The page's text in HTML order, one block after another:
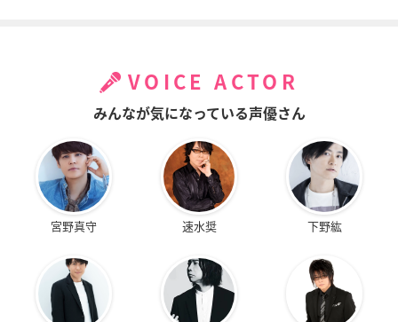
VOICE ACTOR
みんなが気になっている声優さん
宮野真守 速水奨 下野紘